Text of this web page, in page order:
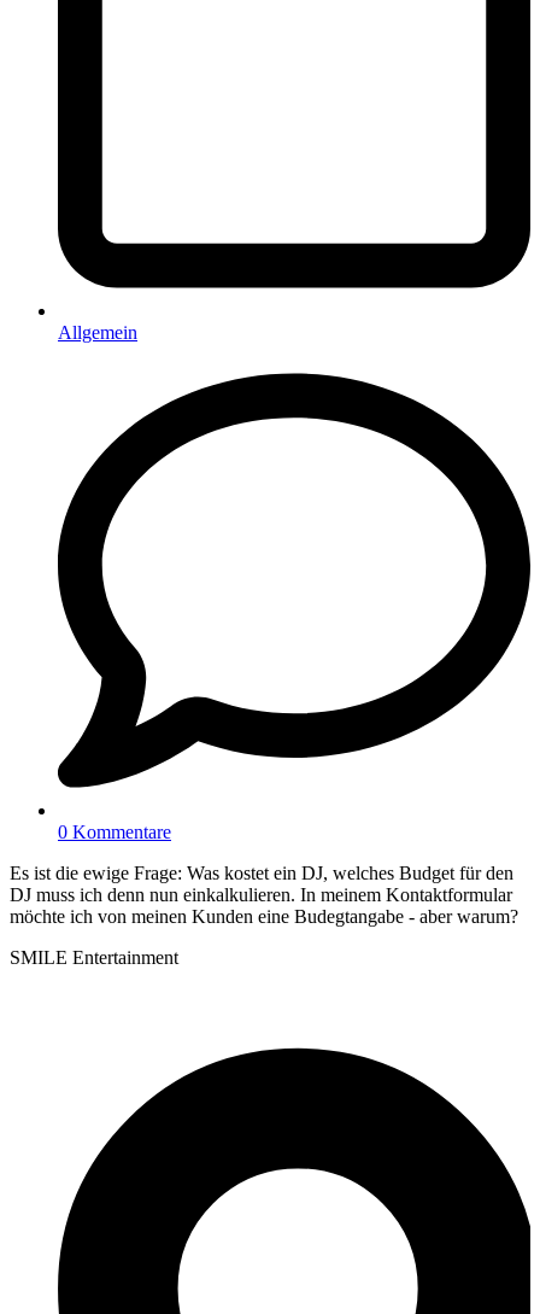
Allgemein
0 Kommentare
Es ist die ewige Frage: Was kostet ein DJ, welches Budget für den
DJ muss ich denn nun einkalkulieren. In meinem Kontaktformular
möchte ich von meinen Kunden eine Budegtangabe - aber warum?
SMILE Entertainment